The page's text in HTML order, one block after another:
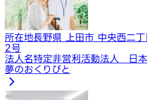
所在地長野県 上田市 中央西二
2号
法人名特定非営利活動法人 日
夢のおくりびと